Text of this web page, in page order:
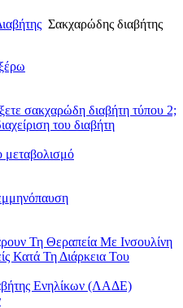
Σακχαρώδης διαβήτης
σακχαρώδη διαβήτη τύπου 2;
του διαβήτη
μεταβολισμό
Τη Θεραπεία Με Ινσουλίνη
Κατά Τη Διάρκεια Του
Ενηλίκων (ΛΑΔΕ)